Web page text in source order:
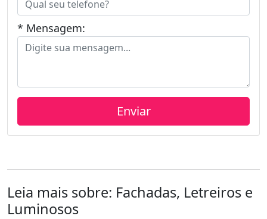
* Mensagem:
Leia mais sobre: Fachadas, Letreiros e
Luminosos